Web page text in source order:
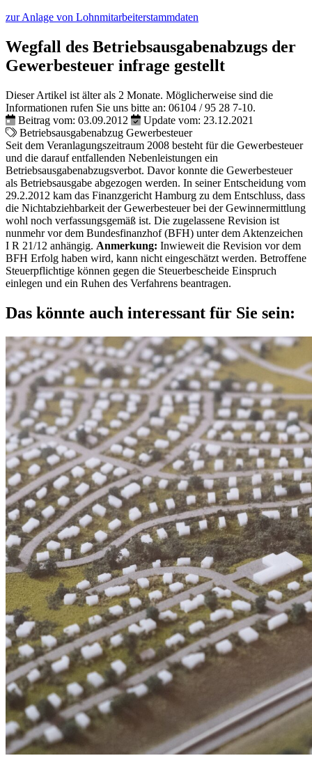
zur Anlage von Lohnmitarbeiterstammdaten
Wegfall des Betriebsausgabenabzugs der
Gewerbesteuer infrage gestellt
Dieser Artikel ist älter als 2 Monate. Möglicherweise sind die
Informationen rufen Sie uns bitte an: 06104 / 95 28 7-10.
Beitrag vom: 03.09.2012
Update vom: 23.12.2021
Betriebsausgabenabzug Gewerbesteuer
Seit dem Veranlagungszeitraum 2008 besteht für die Gewerbesteuer
und die darauf entfallenden Nebenleistungen ein
Betriebsausgabenabzugsverbot. Davor konnte die Gewerbesteuer
als Betriebsausgabe abgezogen werden. In seiner Entscheidung vom
29.2.2012 kam das Finanzgericht Hamburg zu dem Entschluss, dass
die Nichtabziehbarkeit der Gewerbesteuer bei der Gewinnermittlung
wohl noch verfassungsgemäß ist. Die zugelassene Revision ist
nunmehr vor dem Bundesfinanzhof (BFH) unter dem Aktenzeichen
I R 21/12 anhängig. Anmerkung: Inwieweit die Revision vor dem
BFH Erfolg haben wird, kann nicht eingeschätzt werden. Betroffene
Steuerpflichtige können gegen die Steuerbescheide Einspruch
einlegen und ein Ruhen des Verfahrens beantragen.
Das könnte auch interessant für Sie sein: